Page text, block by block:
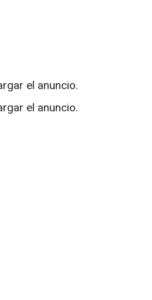
el anuncio.
el anuncio.